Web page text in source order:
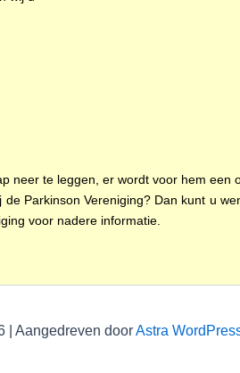
te leggen, er wordt voor hem een
Parkinson Vereniging? Dan kunt u
voor nadere informatie.
| Aangedreven doorAstra